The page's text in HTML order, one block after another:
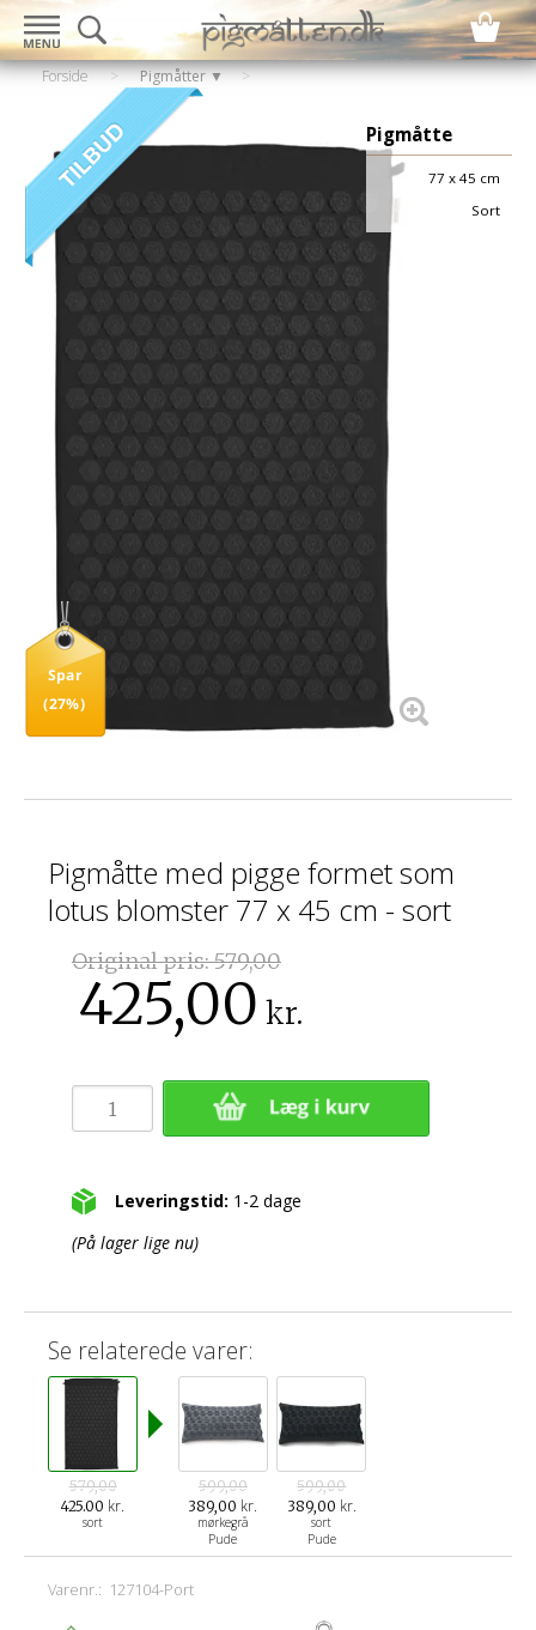
Forside > Pigmåtter ▼
Pigmåtte
77 x 45 cm
Sort
Spar
(27%)
Pigmåtte med pigge formet som
lotus blomster 77 x 45 cm - sort
Original pris:579,00
425,00 kr.
Leveringstid: 1-2 dage
(På lager lige nu)
Se relaterede varer:
579,00
425.00 kr.
sort
599,00
389,00 kr.
mørkegrå
Pude
599,00
389,00 kr.
sort
Pude
Varenr.: 127104-Port